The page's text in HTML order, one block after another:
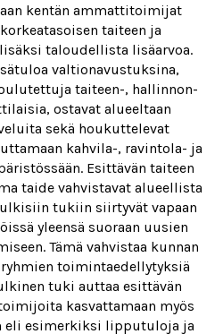
kentän ammattitoimijat
taiteen ja
taloudellista lisäarvoa.
valtionavustuksina,
taiteen-, hallinnon-
ostavat alueeltaan
sekä houkuttelevat
kahvila-, ravintola- ja
Esittävän taiteen
taide vahvistavat alueellista
tukiin siirtyvät vapaan
yleensä suoraan uusien
Tämä vahvistaa kunnan
toimintaedellytyksiä
tuki auttaa esittävän
kasvattamaan myös
eli esimerkiksi lipputuloja ja